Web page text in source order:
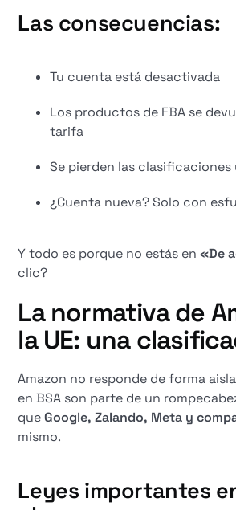
Las consecuencias:
Tu cuenta está desactivada
Los productos de FBA se
tarifa
Se pierden las clasificaciones
¿Cuenta nueva? Solo con
Y todo es porque no estás en«De
clic?
La normativa de
la UE: una
Amazon no responde de forma
en BSA son parte de un
queGoogle, Zalando, Meta y
mismo.
Leyes importantes